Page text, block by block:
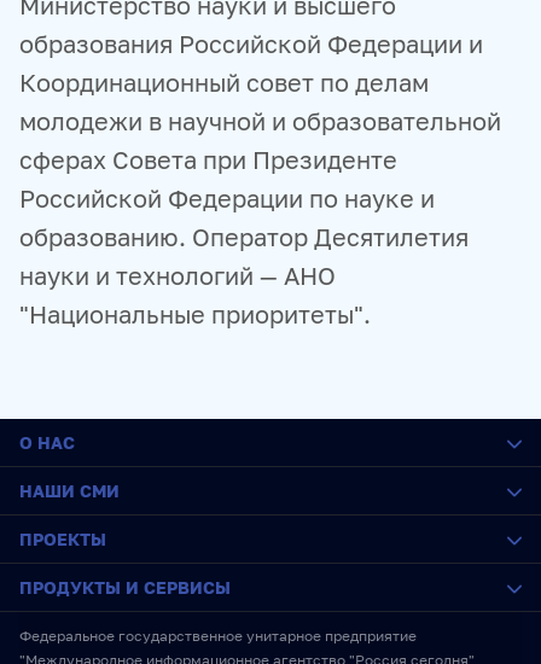
RU ENG 中文
образования Российской Федерации и
Координационный совет по делам
молодежи в научной и образовательной
сферах Совета при Президенте
Российской Федерации по науке и
образованию. Оператор Десятилетия
науки и технологий — АНО
"Национальные приоритеты".
О НАС
История
Руководство
Стажировка
Новости
НАШИ СМИ
Sputnik
ИноСМИ
Baltnews
ПРОЕКТЫ
Конкурс имени Стенина
Пожалуйста, дышите!
ПРОДУКТЫ И СЕРВИСЫ
Медиабанк
Федеральное государственное унитарное предприятие
"Международное информационное агентство "Россия сегодня"